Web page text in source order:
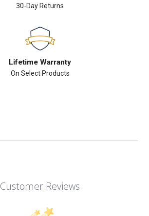
30-Day Returns
Lifetime Warranty
On Select Products
Customer Reviews